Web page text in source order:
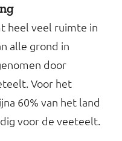
heel veel ruimte in
alle grond in
door
Voor het
60% van het land
voor de veeteelt.